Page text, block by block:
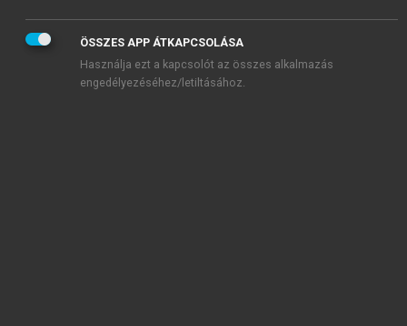
ÖSSZES APP ÁTKAPCSOLÁSA
Használja ezt a kapcsolót az összes alkalmazás
engedélyezéséhez/letiltásához.